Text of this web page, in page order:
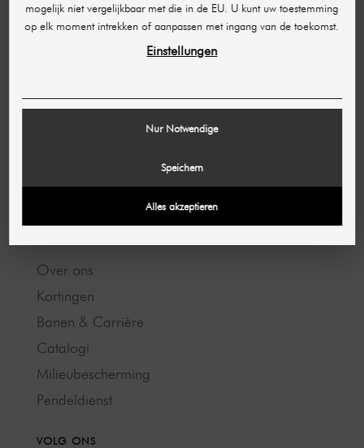
Openingstijden
JURIDISCHE INFORMATIE
Over ons
Kortingen
Banen & Carrière
Catalogi
Milieubescherming
Pendeldienst
VOLG ONS
mogelijk niet vergelijkbaar met die in de EU. U kunt uw toestemming
op elk moment intrekken of aanpassen met ingang van de toekomst.
Einstellungen
Nur Notwendige
Speichern
Alles akzeptieren